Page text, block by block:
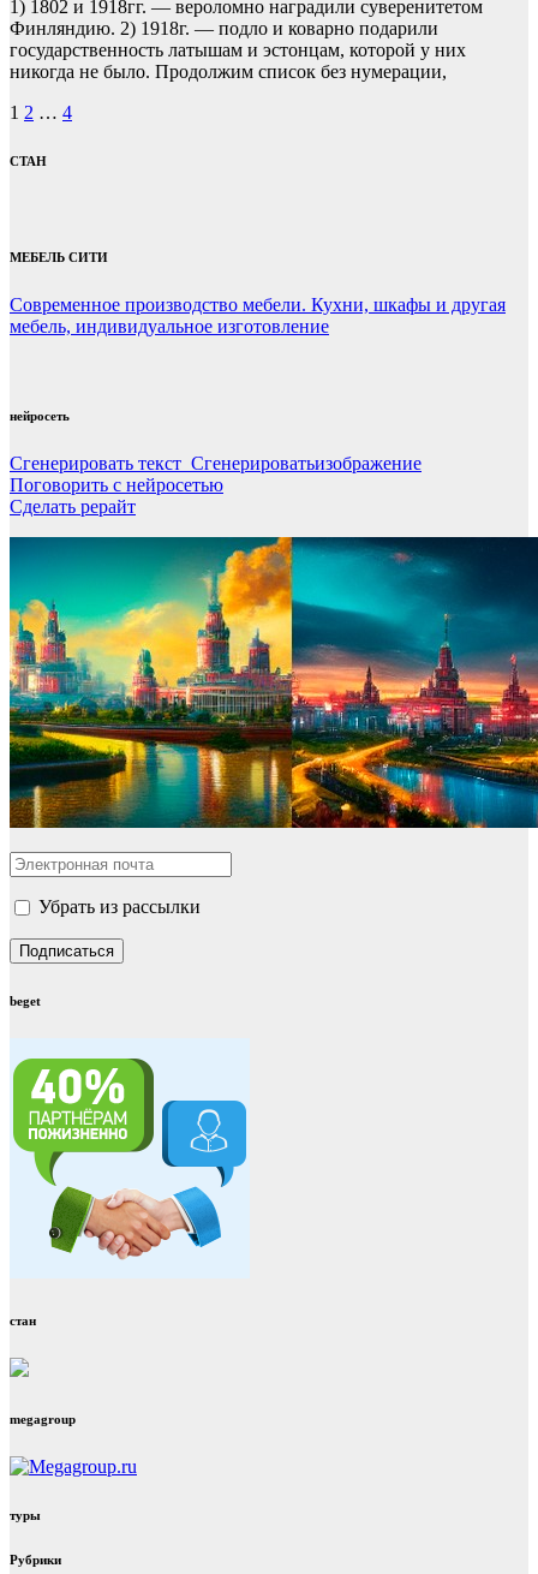
1) 1802 и 1918гг. — вероломно наградили суверенитетом
Финляндию. 2) 1918г. — подло и коварно подарили
государственность латышам и эстонцам, которой у них
никогда не было. Продолжим список без нумерации,
Пагинация
записей
1 2 … 4
СТАН
МЕБЕЛЬ СИТИ
Современное производство мебели. Кухни, шкафы и другая
мебель, индивидуальное изготовление
нейросеть
Сгенерировать текст Сгенерироватьизображение
Поговорить с нейросетью
Сделать рерайт
Убрать из рассылки
beget
стан
megagroup
туры
Рубрики